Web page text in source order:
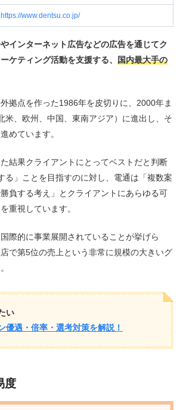
https://www.dentsu.co.jp/
インターネット広告などの広告を通じてク
ケティング活動を支援する、 国内最大手の
拠点を作った1986年を皮切りに、2000年ま
米、欧州、中国、東南アジア）に進出し、そ
めています。
結果クライアントにとってベストだと判断
る」ことを目指すのに対し、電通は「複数案
負する考え」とクライアントにあらゆる可
重視しています。
際的に事業展開されていることが挙げら
で第5位の売上という非常に規模の大きいグ
い
優遇・倍率・選考対策を解説！
度